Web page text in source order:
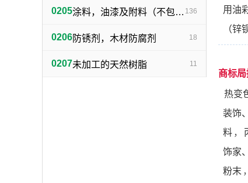
0205 涂料，油漆及附料（不包括绝缘漆） 136
0206防锈剂，木材防腐剂 18
0207未加工的天然树脂 11
用油
（锌
商标
热变
装饰
料 ，
饰家
粉末 ，